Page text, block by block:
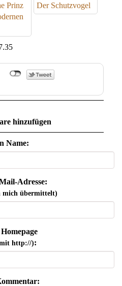
Prinz
Der Schutzvogel
hinzufügen
Name:
Adresse:
übermittelt)
http://):